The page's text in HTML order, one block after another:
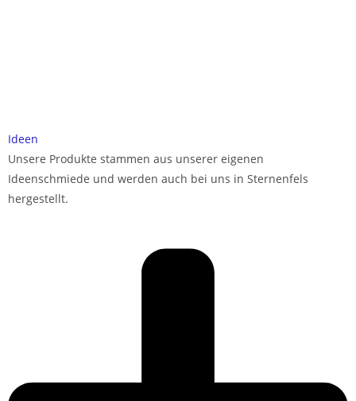
Ideen
Unsere Produkte stammen aus unserer eigenen
Ideenschmiede und werden auch bei uns in Sternenfels
hergestellt.